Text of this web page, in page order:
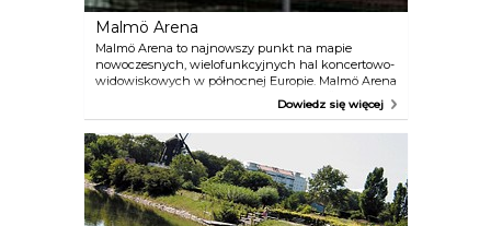
Malmö Arena
Malmö Arena to najnowszy punkt na mapie
nowoczesnych, wielofunkcyjnych hal koncertowo-
widowiskowych w północnej Europie. Malmö Arena
obsługuje szybko rozwijający się region Öresund. To
międzynarodowe wydarzenia sportowe, koncerty,
widowiska rodzinne, duże konferencje i mniejsze
spotkania przy winie, obiedzie lub szybkiej
przekąsce.
Dowiedz się więcej